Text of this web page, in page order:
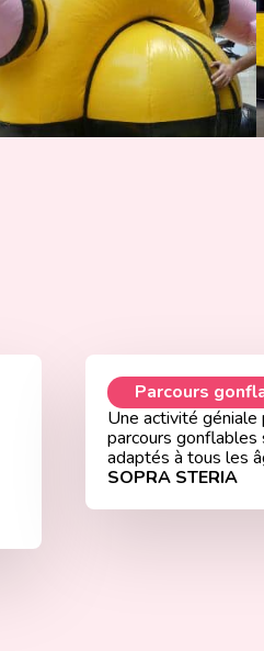
Parcours
Une activité
parcours gonflables
adaptés à tous les
SOPRA STERIA